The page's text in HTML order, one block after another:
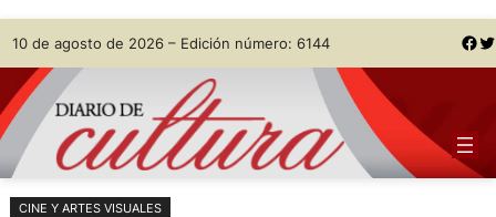
Saltar
al
contenido
Skip
to
content
10 de agosto de 2026 – Edición número: 6144 Facebook Twitter
CINE Y ARTES VISUALES